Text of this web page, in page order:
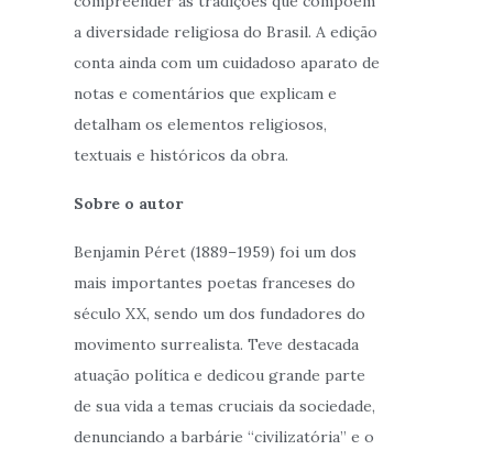
a diversidade religiosa do Brasil. A edição
conta ainda com um cuidadoso aparato de
notas e comentários que explicam e
detalham os elementos religiosos,
textuais e históricos da obra.
Sobre o autor
Benjamin Péret (1889–1959) foi um dos
mais importantes poetas franceses do
século XX, sendo um dos fundadores do
movimento surrealista. Teve destacada
atuação política e dedicou grande parte
de sua vida a temas cruciais da sociedade,
denunciando a barbárie “civilizatória” e o